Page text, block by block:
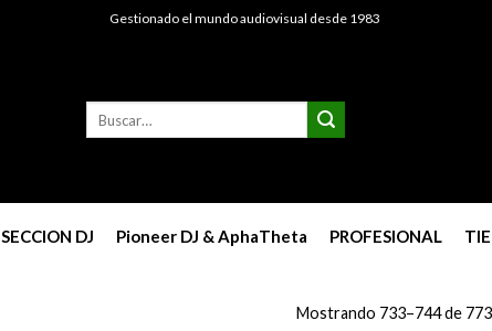
Gestionado el mundo audiovisual desde 1983
SECCION DJ Pioneer DJ & AphaTheta PROFESIONAL
Mostrando 733–744 de